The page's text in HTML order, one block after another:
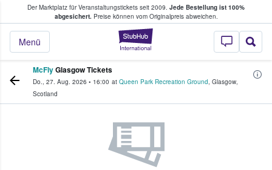
Der Marktplatz für Veranstaltungstickets seit 2009. Jede Bestellung ist 100%
abgesichert.Preise können vom Originalpreis abweichen.
StubHub - Wo
Menü
Tickets kaufen & verkaufen
McFlyGlasgow Tickets
Do., 27. Aug. 2026 • 16:00 at Queen Park Recreation Ground, Glasgow,
Scotland